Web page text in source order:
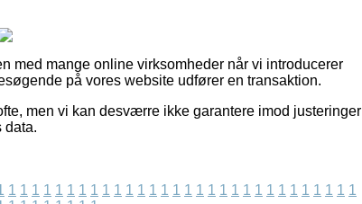
med mange online virksomheder når vi introducerer
på vores website udfører en transaktion.
men vi kan desværre ikke garantere imod justeringer
data.
1 1 1 1 1 1 1 1 1 1 1 1 1 1 1 1 1 1 1 1 1 1 1 1 1 1 1 1 1 1